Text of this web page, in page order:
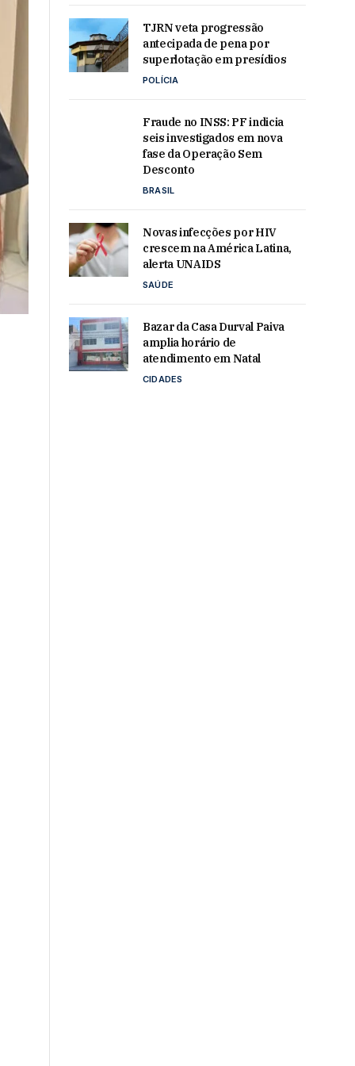
TJRN veta progressão
antecipada de pena por
superlotação em presídios
POLÍCIA
Fraude no INSS: PF indicia
seis investigados em nova
fase da Operação Sem
Desconto
BRASIL
Novas infecções por HIV
crescem na América Latina,
alerta UNAIDS
SAÚDE
Bazar da Casa Durval Paiva
amplia horário de
atendimento em Natal
CIDADES